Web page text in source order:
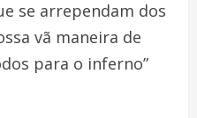
se arrependam dos
vã maneira de
para o inferno”